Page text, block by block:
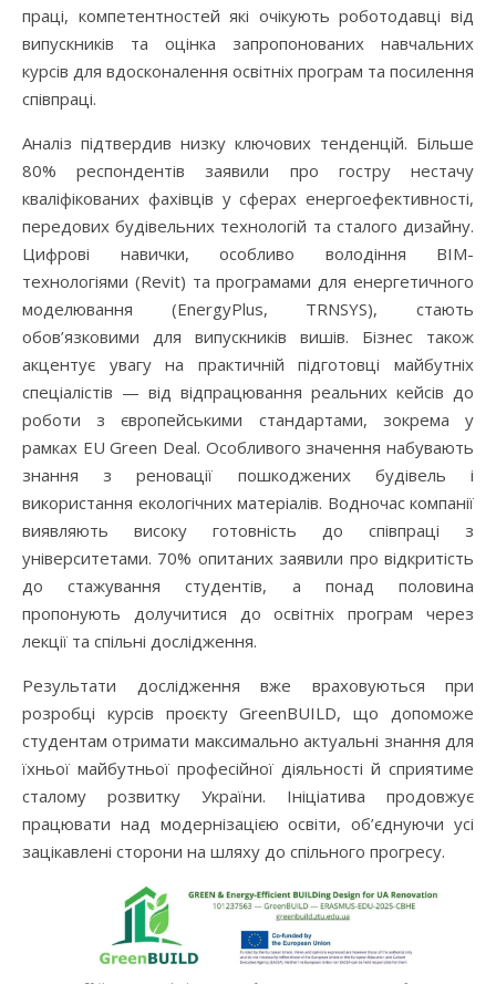
праці, компетентностей які очікують роботодавці від
випускників та оцінка запропонованих навчальних
курсів для вдосконалення освітніх програм та посилення
співпраці.
Аналіз підтвердив низку ключових тенденцій. Більше
80% респондентів заявили про гостру нестачу
кваліфікованих фахівців у сферах енергоефективності,
передових будівельних технологій та сталого дизайну.
Цифрові навички, особливо володіння BIM-
технологіями (Revit) та програмами для енергетичного
моделювання (EnergyPlus, TRNSYS), стають
обов’язковими для випускників вишів. Бізнес також
акцентує увагу на практичній підготовці майбутніх
спеціалістів — від відпрацювання реальних кейсів до
роботи з європейськими стандартами, зокрема у
рамках EU Green Deal. Особливого значення набувають
знання з реновації пошкоджених будівель і
використання екологічних матеріалів. Водночас компанії
виявляють високу готовність до співпраці з
університетами. 70% опитаних заявили про відкритість
до стажування студентів, а понад половина
пропонують долучитися до освітніх програм через
лекції та спільні дослідження.
Результати дослідження вже враховуються при
розробці курсів проєкту GreenBUILD, що допоможе
студентам отримати максимально актуальні знання для
їхньої майбутньої професійної діяльності й сприятиме
сталому розвитку України. Ініціатива продовжує
працювати над модернізацією освіти, об’єднуючи усі
зацікавлені сторони на шляху до спільного прогресу.